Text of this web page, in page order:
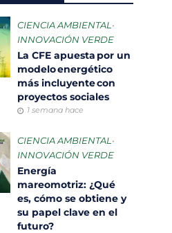
CIENCIA AMBIENTAL •
INNOVACIÓN VERDE
La CFE apuesta por un
modelo energético
más incluyente con
proyectos sociales
1 semana hace
CIENCIA AMBIENTAL •
INNOVACIÓN VERDE
Energía
mareomotriz: ¿Qué
es, cómo se obtiene y
su papel clave en el
futuro?